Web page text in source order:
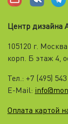
Центр дизайна
105120 г.
корп. Б этаж 4,
Тел.: +7 (495)
E-Mail:
Оплата картой